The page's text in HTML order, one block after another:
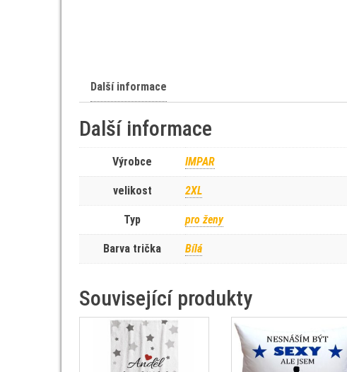
Další informace
Další informace
Výrobce IMPAR
velikost 2XL
Typ pro ženy
Barva trička Bílá
Související produkty